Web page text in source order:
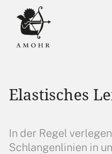
Elastisches
In der Regel
Schlangenlinien in